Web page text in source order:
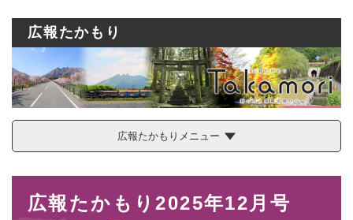
広報たかもり
広報たかもりメニュー
広報たかもり2025年12月号